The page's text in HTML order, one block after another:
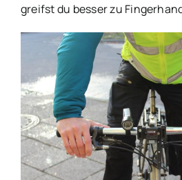
greifst du besser zu